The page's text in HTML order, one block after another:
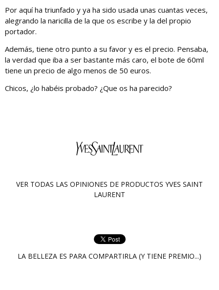
Por aquí ha triunfado y ya ha sido usada unas cuantas veces,
alegrando la naricilla de la que os escribe y la del propio
portador.
Además, tiene otro punto a su favor y es el precio. Pensaba,
la verdad que iba a ser bastante más caro, el bote de 60ml
tiene un precio de algo menos de 50 euros.
Chicos, ¿lo habéis probado? ¿Que os ha parecido?
VER TODAS LAS OPINIONES DE PRODUCTOS YVES SAINT
LAURENT
LA BELLEZA ES PARA COMPARTIRLA (Y TIENE PREMIO...)